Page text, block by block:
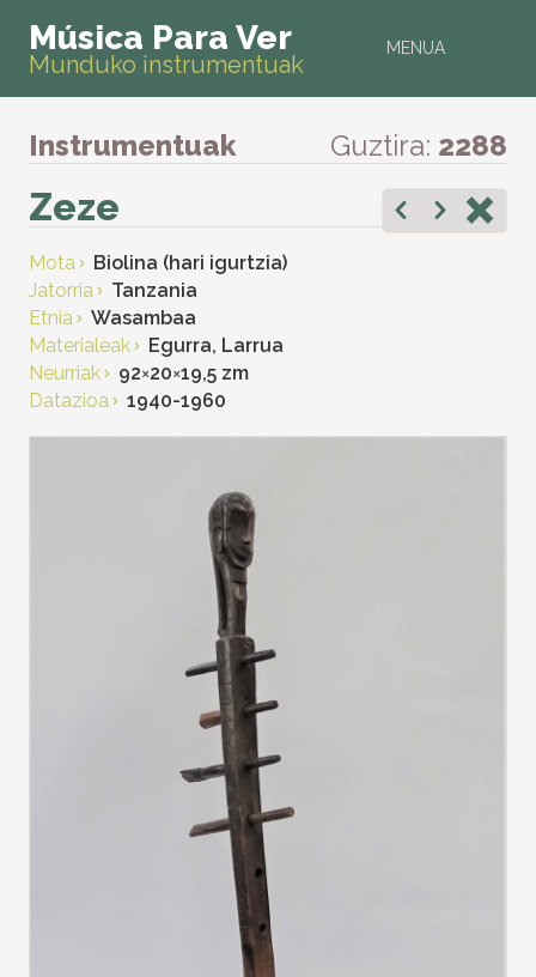
MENUA
Música Para Ver
Munduko instrumentuak
Instrumentuak Guztira: 2288
Zeze
Mota
Biolina (hari igurtzia)
Jatorria
Tanzania
Etnia
Wasambaa
Materialeak
Egurra, Larrua
Neurriak
92×20×19,5 zm
Datazioa
1940-1960